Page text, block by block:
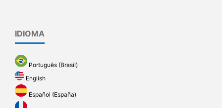
IDIOMA
Português (Brasil)
English
Español (España)